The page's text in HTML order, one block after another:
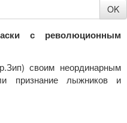
с революционным
своим неординарным
признание лыжников и
OK